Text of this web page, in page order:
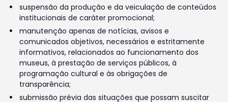
suspensão da produção e da veiculação de conteúdos
institucionais de caráter promocional;
manutenção apenas de notícias, avisos e
comunicados objetivos, necessários e estritamente
informativos, relacionados ao funcionamento dos
museus, à prestação de serviços públicos, à
programação cultural e às obrigações de
transparência;
submissão prévia das situações que possam suscitar